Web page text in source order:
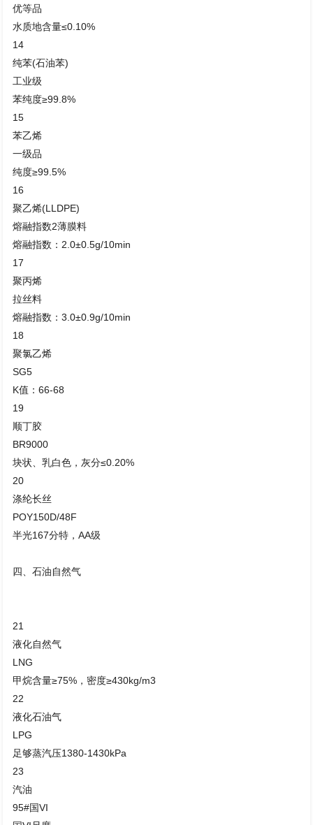
优等品
水质地含量≤0.10%
14
纯苯(石油苯)
工业级
苯纯度≥99.8%
15
苯乙烯
一级品
纯度≥99.5%
16
聚乙烯(LLDPE)
熔融指数2薄膜料
熔融指数：2.0±0.5g/10min
17
聚丙烯
拉丝料
熔融指数：3.0±0.9g/10min
18
聚氯乙烯
SG5
K值：66-68
19
顺丁胶
BR9000
块状、乳白色，灰分≤0.20%
20
涤纶长丝
POY150D/48F
半光167分特，AA级
四、石油自然气
21
液化自然气
LNG
甲烷含量≥75%，密度≥430kg/m3
22
液化石油气
LPG
足够蒸汽压1380-1430kPa
23
汽油
95#国VI